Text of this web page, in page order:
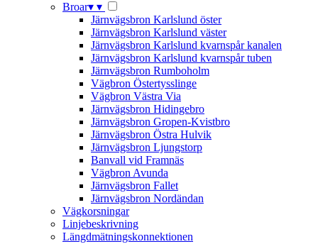
Broar▾ ▾
Järnvägsbron Karlslund öster
Järnvägsbron Karlslund väster
Järnvägsbron Karlslund kvarnspår kanalen
Järnvägsbron Karlslund kvarnspår tuben
Järnvägsbron Rumboholm
Vägbron Östertysslinge
Vägbron Västra Via
Järnvägsbron Hidingebro
Järnvägsbron Gropen-Kvistbro
Järnvägsbron Östra Hulvik
Järnvägsbron Ljungstorp
Banvall vid Framnäs
Vägbron Avunda
Järnvägsbron Fallet
Järnvägsbron Nordändan
Vägkorsningar
Linjebeskrivning
Längdmätningskonnektionen